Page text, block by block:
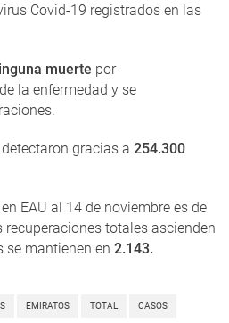
Covid-19 registrados en las
muerte por
la enfermedad y se
gracias a 254.300
EAU al 14 de noviembre es de
recuperaciones totales ascienden
se mantienen en 2.143.
EMIRATOS TOTAL CASOS